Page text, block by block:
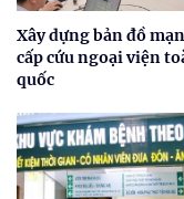
Xây dựng bản đồ
cấp cứu ngoại viện
quốc